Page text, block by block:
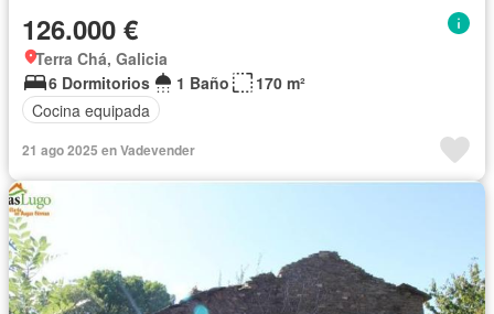
126.000 €
Terra Chá, Galicia
6 Dormitorios
1 Baño
170 m²
Cocina equipada
21 ago 2025 en Vadevender